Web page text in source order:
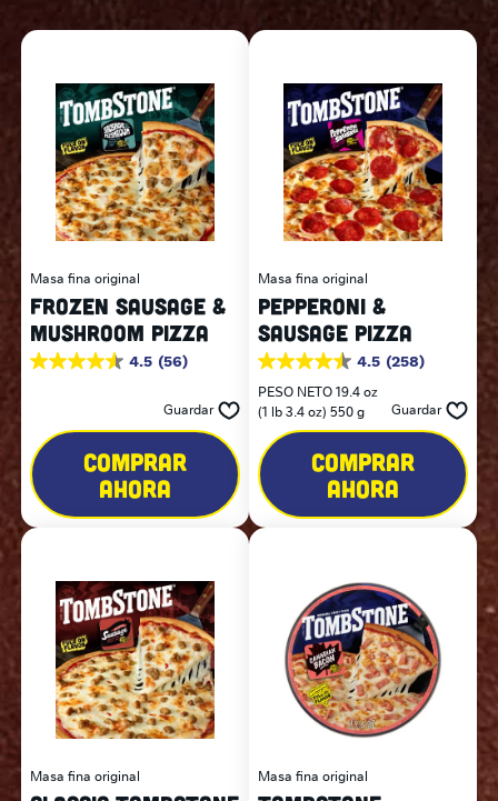
Masa fina original
FROZEN SAUSAGE &
MUSHROOM PIZZA
4.5 (56)
4.5
56
reseñas
Guardar
COMPRAR
AHORA
Masa fina original
PEPPERONI &
SAUSAGE PIZZA
4.5 (258)
4.5
de
5
estrellas.
258
reseñas
PESO NETO 19.4 oz
(1 lb 3.4 oz) 550 g
Guardar
COMPRAR
AHORA
Masa fina original Masa fina original